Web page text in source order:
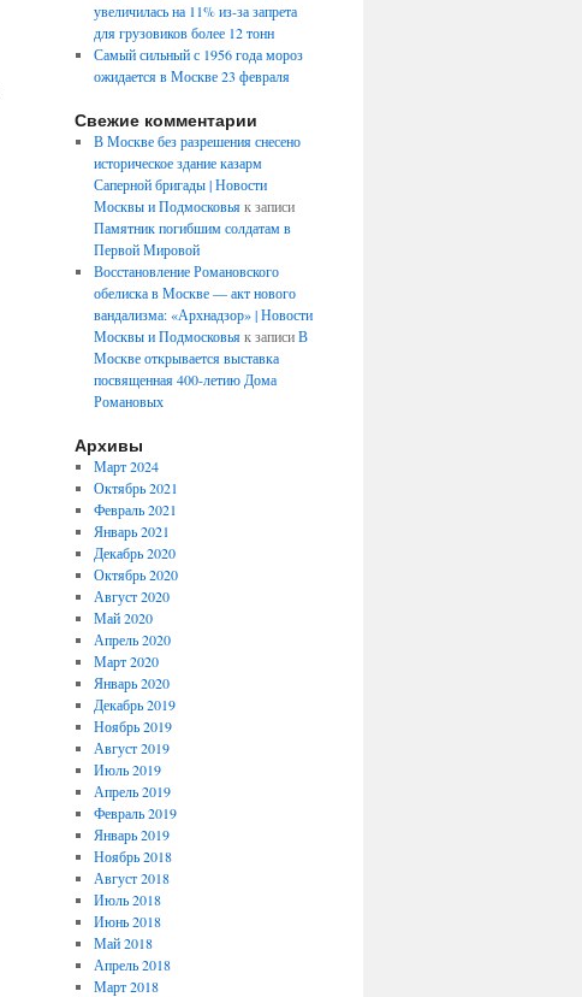
увеличилась на 11% из-за запрета
для грузовиков более 12 тонн
Самый сильный с 1956 года мороз
ожидается в Москве 23 февраля
Свежие комментарии
В Москве без разрешения снесено
историческое здание казарм
Саперной бригады | Новости
Москвы и Подмосковьяк записи
Памятник погибшим солдатам в
Первой Мировой
Восстановление Романовского
обелиска в Москве — акт нового
вандализма: «Архнадзор» | Новости
Москвы и Подмосковьяк записиВ
Москве открывается выставка
посвященная 400-летию Дома
Романовых
Архивы
Март 2024
Октябрь 2021
Февраль 2021
Январь 2021
Декабрь 2020
Октябрь 2020
Август 2020
Май 2020
Апрель 2020
Март 2020
Январь 2020
Декабрь 2019
Ноябрь 2019
Август 2019
Июль 2019
Апрель 2019
Февраль 2019
Январь 2019
Ноябрь 2018
Август 2018
Июль 2018
Июнь 2018
Май 2018
Апрель 2018
Март 2018